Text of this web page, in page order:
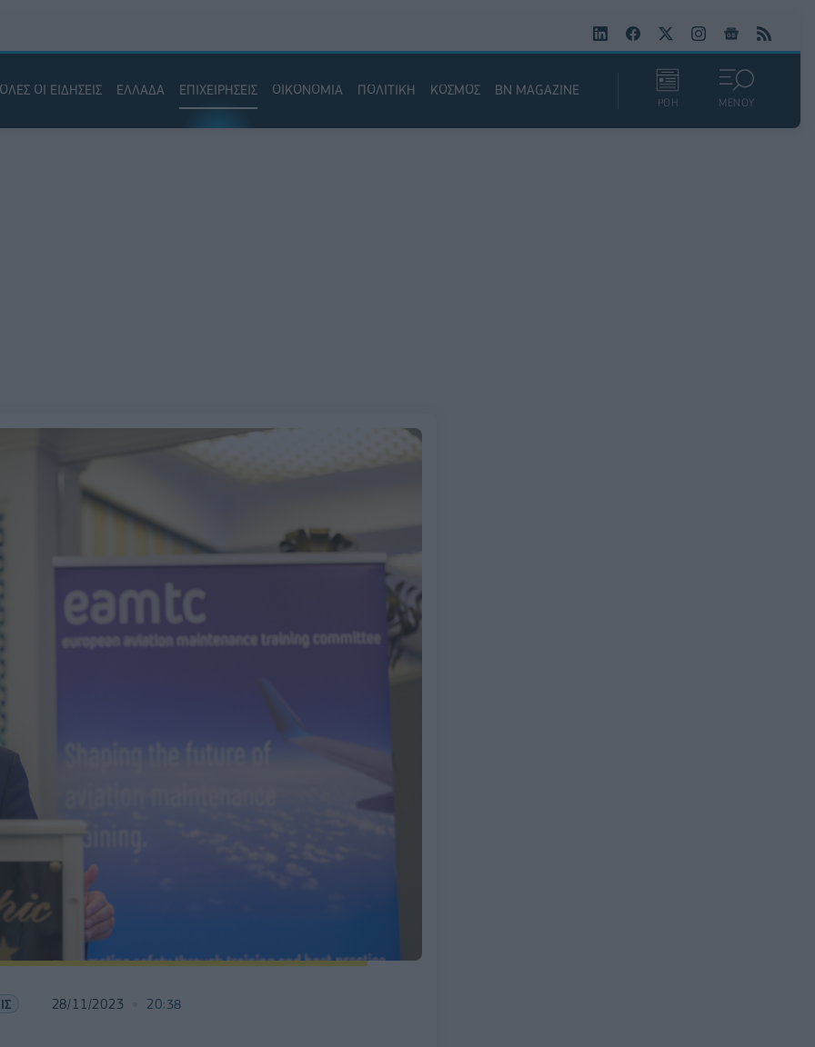
ΟΛΕΣ ΟΙ ΕΙΔΗΣΕΙΣ ΕΛΛΑΔΑ ΕΠΙΧΕΙΡΗΣΕΙΣ ΟΙΚΟΝΟΜΙΑ ΠΟΛΙΤΙΚΗ ΚΟΣΜΟΣ BN MAGAZINE
ΡΟΗ ΜΕΝΟΥ
28/11/2023 20:38